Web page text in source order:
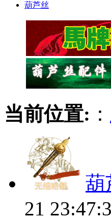
葫芦丝
当前位置: ：
葫
21